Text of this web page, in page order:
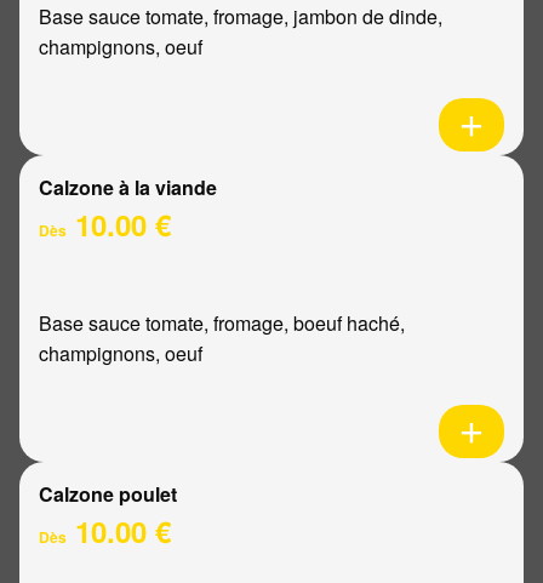
Base sauce tomate, fromage, jambon de dinde,
champignons, oeuf
Calzone à la viande
Dès 10.00 €
Base sauce tomate, fromage, boeuf haché,
champignons, oeuf
Calzone poulet
Dès 10.00 €